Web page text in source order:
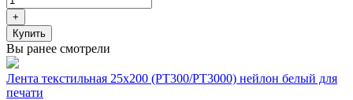
+
Купить
Вы ранее смотрели
Лента текстильная 25х200 (PT300/РТ3000) нейлон белый для
печати